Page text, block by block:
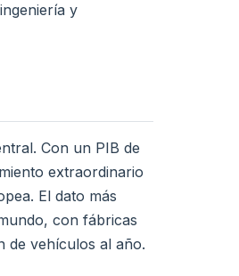
y
Con un PIB de
extraordinario
El dato más
con fábricas
de vehículos al año.